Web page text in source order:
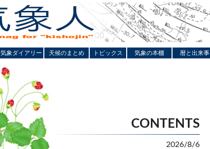
気象ダイアリー 天候のまとめ トピックス 気象の本棚 暦と出来事
CONTENTS
2026/8/6